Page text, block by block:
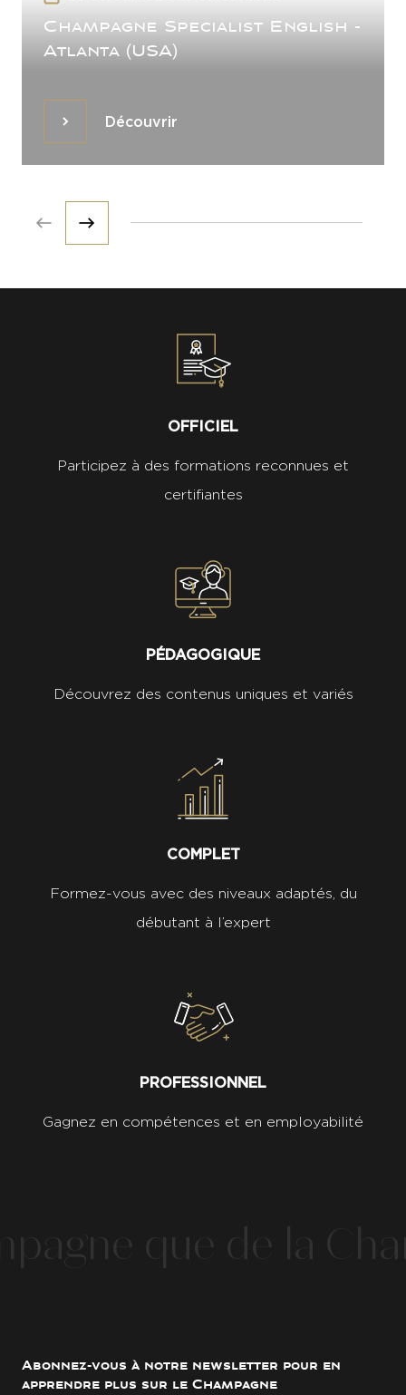
Champagne Specialist English -
Atlanta (USA)
DécouvrirDécouvrir
Prev Next
OFFICIEL
Participez à des formations reconnues et
certifiantes
PÉDAGOGIQUE
Découvrez des contenus uniques et variés
COMPLET
Formez-vous avec des niveaux adaptés, du
débutant à l’expert
PROFESSIONNEL
Gagnez en compétences et en employabilité
Abonnez-vous à notre newsletter pour en
apprendre plus sur le Champagne